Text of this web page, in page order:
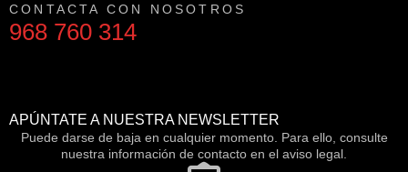
CONTACTA CON NOSOTROS
968 760 314
APÚNTATE A NUESTRA NEWSLETTER
Puede darse de baja en cualquier momento. Para ello, consulte
nuestra información de contacto en el aviso legal.